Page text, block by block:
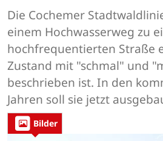
Die Cochemer
einem Hochwasserweg zu
hochfrequentierten Straße
Zustand mit "schmal" und
beschrieben ist. In den
Jahren soll sie jetzt
Bilder